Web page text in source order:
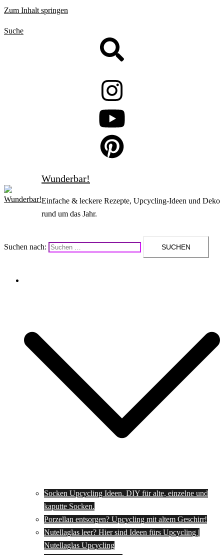
Zum Inhalt springen
Suche
Wunderbar!
Einfache & leckere Rezepte, Upcycling-Ideen und Deko
rund um das Jahr.
Suchen nach:
Socken Upcycling Ideen. DIY für alte, einzelne und
kaputte Socken.
Porzellan entsorgen? Upcycling mit altem Geschirr!
Nutellaglas leer? Hier sind Ideen fürs Upcycling |
Nutellaglas Upcycling